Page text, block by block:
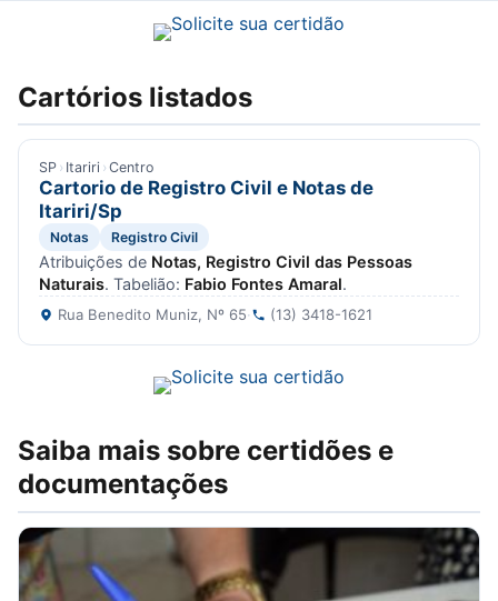
Cartórios listados
SP › Itariri › Centro
Cartorio de Registro Civil e Notas de
Itariri/Sp
Notas Registro Civil
Atribuições de Notas, Registro Civil das Pessoas
Naturais. Tabelião: Fabio Fontes Amaral.
Rua Benedito Muniz, Nº 65· (13) 3418-1621
Saiba mais sobre certidões e
documentações